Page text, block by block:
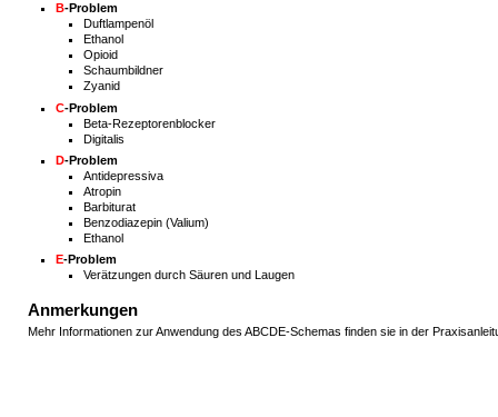
B-Problem
Duftlampenöl
Ethanol
Opioid
Schaumbildner
Zyanid
C-Problem
Beta-Rezeptorenblocker
Digitalis
D-Problem
Antidepressiva
Atropin
Barbiturat
Benzodiazepin (Valium)
Ethanol
E-Problem
Verätzungen durch Säuren und Laugen
Anmerkungen
Mehr Informationen zur Anwendung des ABCDE-Schemas finden sie in der